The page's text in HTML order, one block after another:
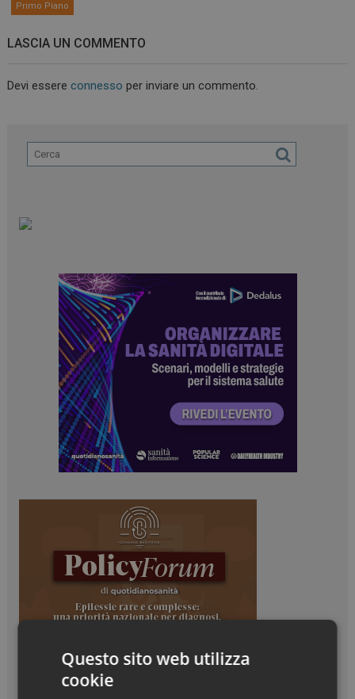
Primo Piano
LASCIA UN COMMENTO
Devi essereconnesso per inviare un commento.
Questo sito web utilizza
cookie